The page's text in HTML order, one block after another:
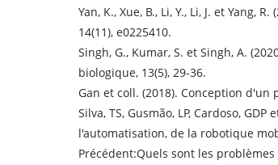
Yan, K., Xue, B., Li, Y., Li, J. et
14(11), e0225410.
Singh, G., Kumar, S. et Singh, A.
biologique, 13(5), 29-36.
Gan et coll. (2018). Conception d'un
Silva, TS, Gusmão, LP, Cardoso,
l'automatisation, de la robotique
Précédent:Quels sont les